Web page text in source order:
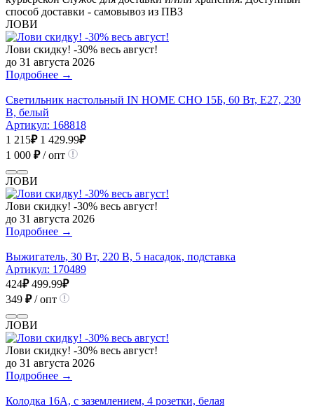
способ доставки - самовывоз из ПВЗ
ЛОВИ
Лови скидку! -30% весь август!
до 31 августа 2026
Подробнее →
Светильник настольный IN HOME СНО 15Б, 60 Вт, E27, 230
В, белый
Артикул: 168818
1 215₽ 1 429.99₽
1 000 ₽/ опт
ЛОВИ
Лови скидку! -30% весь август!
до 31 августа 2026
Подробнее →
Выжигатель, 30 Вт, 220 В, 5 насадок, подставка
Артикул: 170489
424₽ 499.99₽
349 ₽/ опт
ЛОВИ
Лови скидку! -30% весь август!
до 31 августа 2026
Подробнее →
Колодка 16А, с заземлением, 4 розетки, белая